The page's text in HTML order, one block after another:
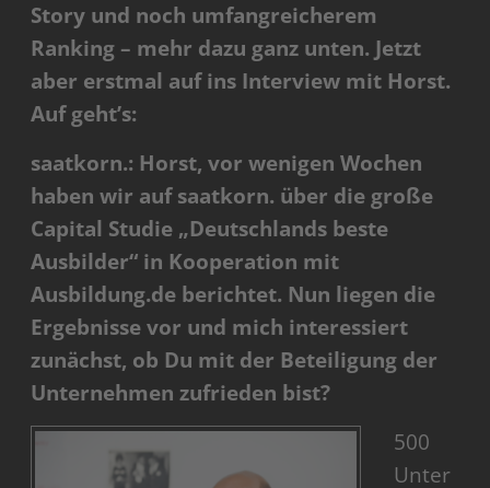
Story und noch umfangreicherem
Ranking – mehr dazu ganz unten. Jetzt
aber erstmal auf ins Interview mit Horst.
Auf geht’s:
saatkorn.: Horst, vor wenigen Wochen
haben wir auf saatkorn. über die große
Capital Studie „Deutschlands beste
Ausbilder“ in Kooperation mit
Ausbildung.de berichtet. Nun liegen die
Ergebnisse vor und mich interessiert
zunächst, ob Du mit der Beteiligung der
Unternehmen zufrieden bist?
500
Unter